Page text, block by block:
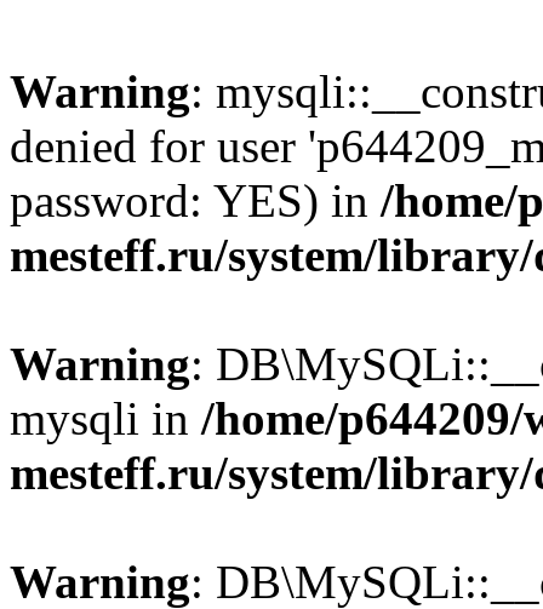
Warning:
denied for user
password: YES) in /home/
mesteff.ru/system/
Warning:
mysqli in /home/
mesteff.ru/system/
Warning: